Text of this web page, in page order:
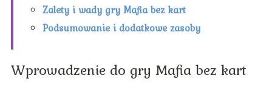
Zalety i wady gry Mafia bez kart
Podsumowanie i dodatkowe zasoby
Wprowadzenie do gry Mafia bez kart